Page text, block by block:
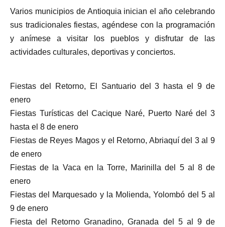
Varios municipios de Antioquia inician el año celebrando
sus tradicionales fiestas, agéndese con la programación
y anímese a visitar los pueblos y disfrutar de las
actividades culturales, deportivas y conciertos.
Fiestas del Retorno, El Santuario del 3 hasta el 9 de
enero
Fiestas Turísticas del Cacique Naré, Puerto Naré del 3
hasta el 8 de enero
Fiestas de Reyes Magos y el Retorno, Abriaquí del 3 al 9
de enero
Fiestas de la Vaca en la Torre, Marinilla del 5 al 8 de
enero
Fiestas del Marquesado y la Molienda, Yolombó del 5 al
9 de enero
Fiesta del Retorno Granadino, Granada del 5 al 9 de